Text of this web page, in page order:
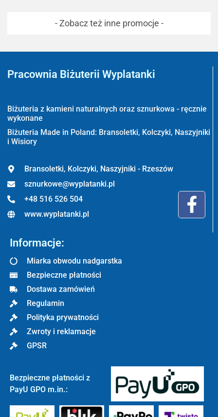
- Zobacz też inne promocje -
Pracownia Biżuterii Wyplatanki
Biżuteria z kamieni naturalnych oraz sznurkowa - ręcznie
wykonane
Biżuteria Made in Poland: Bransoletki, Kolczyki, Naszyjniki
i Wisiory
Bransoletki, Kolczyki, Naszyjniki - Rzeszów
sznurkowe@wyplatanki.pl
+48 516 526 504
www.wyplatanki.pl
Informacje:
Miarka obwodu nadgarstka
Bezpieczne płatności
Dostawa zamówień
Regulamin
Polityka prywatności
Zwroty i reklamacje
GPSR
Bezpieczne płatności z
PayU GPO m.in.: